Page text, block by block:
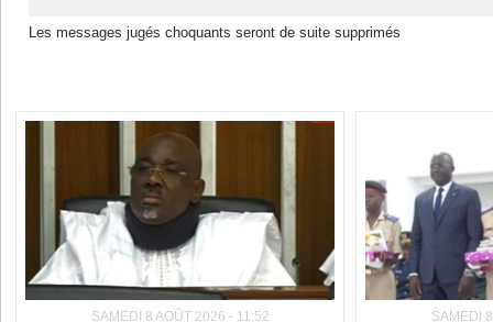
Les messages jugés choquants seront de suite supprimés
SAMEDI 8 AOÛT 2026 - 11:52 SAMEDI